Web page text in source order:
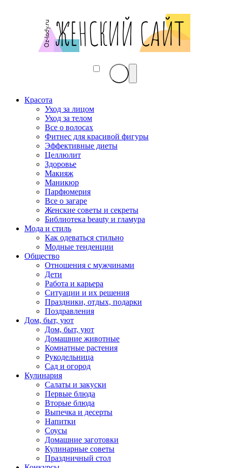
Красота
Уход за лицом
Уход за телом
Все о волосах
Фитнес для красивой фигуры
Эффективные диеты
Целлюлит
Здоровье
Макияж
Маникюр
Парфюмерия
Все о загаре
Женские советы и секреты
Библиотека beauty и гламура
Мода и стиль
Как одеваться стильно
Модные тенденции
Общество
Отношения с мужчинами
Дети
Работа и карьера
Ситуации и их решения
Праздники, отдых, подарки
Поздравления
Дом, быт, уют
Дом, быт, уют
Домашние животные
Комнатные растения
Рукодельница
Сад и огород
Кулинария
Салаты и закуски
Первые блюда
Вторые блюда
Выпечка и десерты
Напитки
Соусы
Домашние заготовки
Кулинарные советы
Праздничный стол